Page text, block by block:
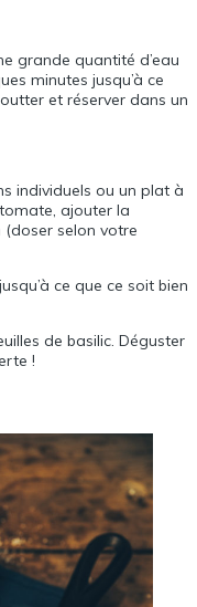
grande quantité d’eau
minutes jusqu’à ce
et réserver dans un
individuels ou un plat à
ajouter la
selon votre
ce que ce soit bien
de basilic. Déguster
!